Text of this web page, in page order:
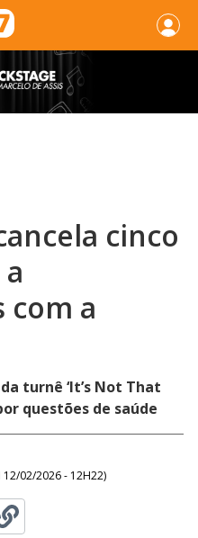
cinco
com a
turnê ‘It’s Not That
questões de saúde
12/02/2026 - 12H22)